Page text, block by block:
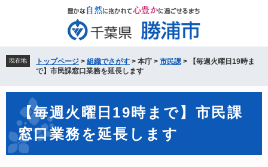
先
頭
す。
を
飛
し
現在地 トップページ > 組織でさがす > 本庁 > 市民課 >
【毎週火曜日19時ま
で】市民課窓口業務を延長します
【毎週火曜日19時まで】市民課
窓口業務を延長します